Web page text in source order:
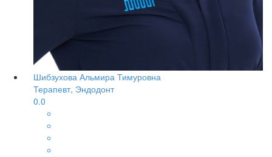
Шибзухова Альмира Тимуровна
Терапевт, Эндодонт
0.0